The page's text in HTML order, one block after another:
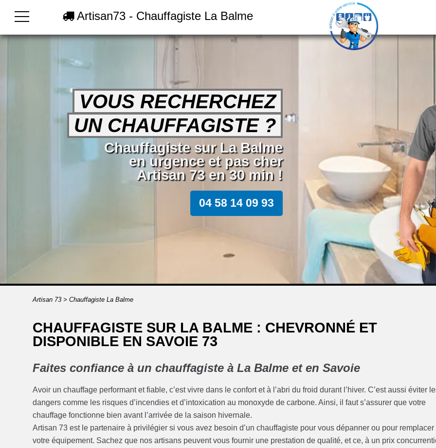
Artisan73 - Chauffagiste La Balme
VOUS RECHERCHEZ
UN CHAUFFAGISTE ?
Chauffagiste sur La Balme
en urgence et pas cher
Artisan 73 en 30 min !
04 58 14 09 93
Artisan 73> Chauffagiste La Balme
CHAUFFAGISTE SUR LA BALME : CHEVRONNÉ ET
DISPONIBLE EN SAVOIE 73
Faites confiance à un chauffagiste à La Balme et en Savoie
Avoir un chauffage performant et fiable, c’est vivre dans le confort et à l’abri du froid durant l’hiver. C’est aussi éviter
dangers comme les risques d’incendies et d’intoxication au monoxyde de carbone. Ainsi, il faut s’assurer que votre
chauffage fonctionne bien avant l’arrivée de la saison hivernale.
Artisan 73 est le partenaire à privilégier si vous avez besoin d’un chauffagiste pour vous dépanner ou pour remplacer
votre équipement. Sachez que nos artisans peuvent vous fournir une prestation de qualité, et ce, à un prix